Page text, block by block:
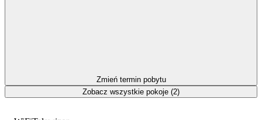
Zmień termin pobytu
Zobacz wszystkie pokoje (2)